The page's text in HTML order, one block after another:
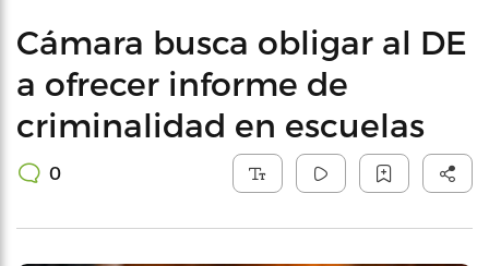
Cámara busca obligar al DE
a ofrecer informe de
criminalidad en escuelas
0